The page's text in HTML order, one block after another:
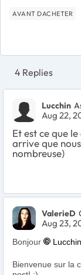
AVANT DACHETER
4 Replies
Lucchin
Aug 22,
Et est ce que
arrive que
nombreuse)
ValerieD
Aug 23,
Bonjour Lucchin
Bienvenue sur la